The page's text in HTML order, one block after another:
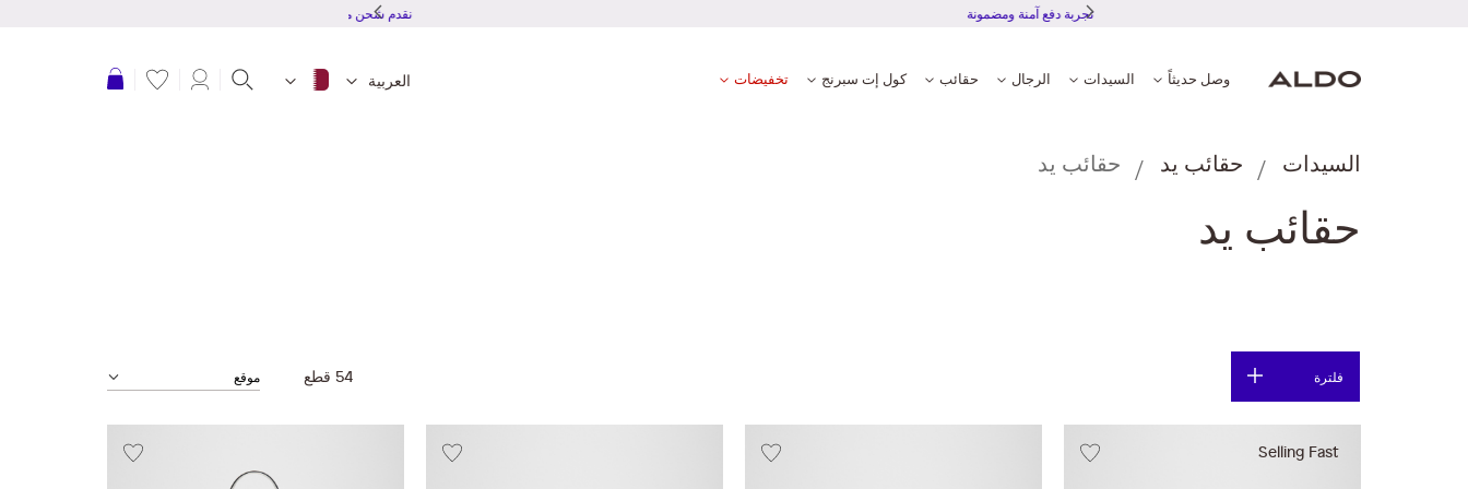
تجربة دفع آمنة ومضمونة
وصل حديثاً السيدات الرجال حقائب كول إت سبرنج تخفيضات العربية عربة التسوق
السيدات حقائب يد حقائب يد
حقائب يد
فلترة 54 قطع
Selling Fast